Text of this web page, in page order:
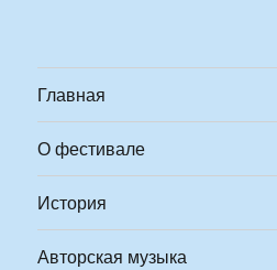
Главная
О фестивале
История
Авторская музыка